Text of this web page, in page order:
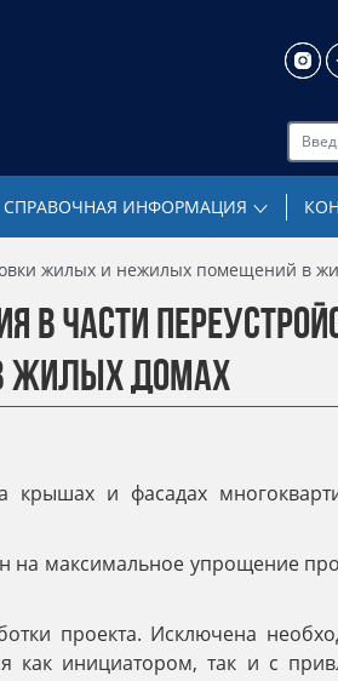
СПРАВОЧНАЯ ИНФОРМАЦИЯ
жилых и нежилых помещений в
В ЧАСТИ
ЖИЛЫХ ДОМАХ
крышах и фасадах
на максимальное упрощение
проекта. Исключена
как инициатором, так и с